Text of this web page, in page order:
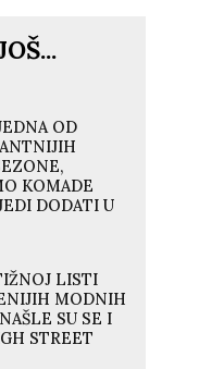
OD
KOMADE
DODATI U
LISTI
MODNIH
SU SE I
STREET